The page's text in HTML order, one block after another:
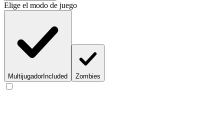
Elige el modo de juego
MultijugadorIncluded Zombies